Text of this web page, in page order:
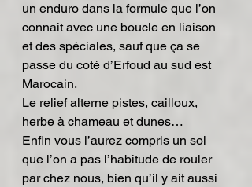
un enduro dans la formule que l’on
connait avec une boucle en liaison
et des spéciales, sauf que ça se
passe du coté d’Erfoud au sud est
Marocain.
Le relief alterne pistes, cailloux,
herbe à chameau et dunes…
Enfin vous l’aurez compris un sol
que l’on a pas l’habitude de rouler
par chez nous, bien qu’il y ait aussi